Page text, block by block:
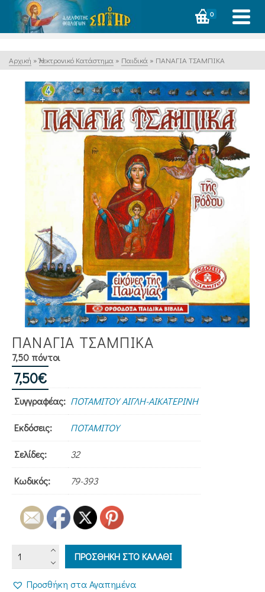
0
Αρχική » Ἠλεκτρονικό Κατάστημα » Παιδικά » ΠΑΝΑΓΙΑ ΤΣΑΜΠΙΚΑ
ΠΑΝΑΓΙΑ ΤΣΑΜΠΙΚΑ
7,50 πόντοι
7,50€
Συγγραφέας: ΠΟΤΑΜΙΤΟΥ ΑΙΓΛΗ-ΑΙΚΑΤΕΡΙΝΗ
Εκδόσεις: ΠΟΤΑΜΙΤΟΥ
Σελίδες: 32
Κωδικός: 79-393
ΠΑΝΑΓΙΑ
ποσότητα
ΠΡΟΣΘΗΚΗ ΣΤΟ ΚΑΛΑΘΙ
Προσθήκη στα Αγαπημένα